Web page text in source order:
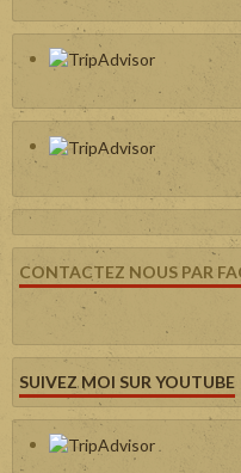
CONTACTEZ NOUS PAR
SUIVEZ MOI SUR YOUTUBE